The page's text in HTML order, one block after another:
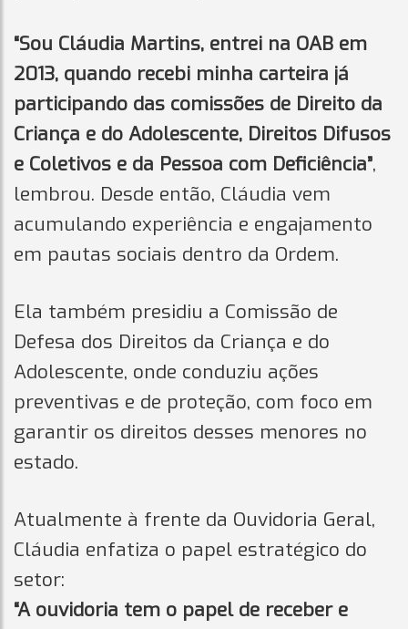
“Sou Cláudia Martins, entrei na OAB em
2013, quando recebi minha carteira já
participando das comissões de Direito da
Criança e do Adolescente, Direitos Difusos
e Coletivos e da Pessoa com Deficiência”,
lembrou. Desde então, Cláudia vem
acumulando experiência e engajamento
em pautas sociais dentro da Ordem.
Ela também presidiu a Comissão de
Defesa dos Direitos da Criança e do
Adolescente, onde conduziu ações
preventivas e de proteção, com foco em
garantir os direitos desses menores no
estado.
Atualmente à frente da Ouvidoria Geral,
Cláudia enfatiza o papel estratégico do
setor:
“A ouvidoria tem o papel de receber e